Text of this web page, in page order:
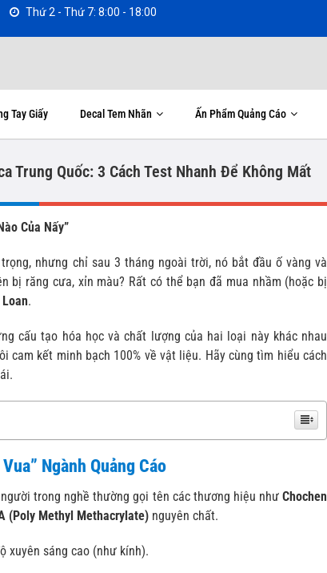
Thứ 2 - Thứ 7: 8:00 - 18:00
Tay Giấy Decal Tem Nhãn Ấn Phẩm Quảng Cáo
Trung Quốc: 3 Cách Test Nhanh Để Không Mất
Của Nấy”
nhưng chỉ sau 3 tháng ngoài trời, nó bắt đầu ố vàng và
bị răng cưa, xỉn màu? Rất có thể bạn đã mua nhầm (hoặc bị
.
cấu tạo hóa học và chất lượng của hai loại này khác nhau
cam kết minh bạch 100% về vật liệu. Hãy cùng tìm hiểu cách
Ngành Quảng Cáo
trong nghề thường gọi tên các thương hiệu như Chochen
(Poly Methyl Methacrylate) nguyên chất.
xuyên sáng cao (như kính).